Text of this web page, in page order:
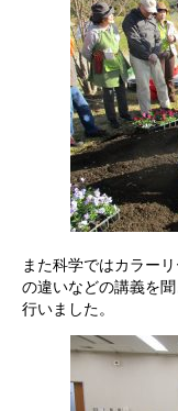
また科学ではカラー
の違いなどの講義を
行いました。